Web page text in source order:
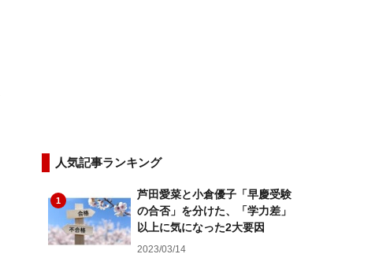
人気記事ランキング
1
芦田愛菜と小倉優子「早慶受験
の合否」を分けた、「学力差」
以上に気になった2大要因
2023/03/14